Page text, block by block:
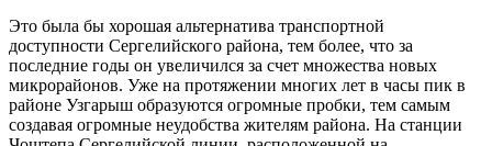
Это была бы хорошая альтернатива транспортной
доступности Сергелийского района, тем более, что за
последние годы он увеличился за счет множества новых
микрорайонов. Уже на протяжении многих лет в часы пик в
районе Узгарыш образуются огромные пробки, тем самым
создавая огромные неудобства жителям района. На станции